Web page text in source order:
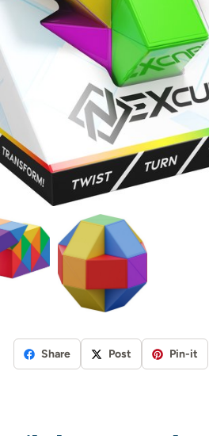
Share Post Pin-it